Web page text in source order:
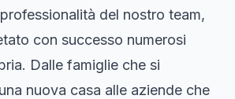
del nostro team,
con successo numerosi
Dalle famiglie che si
nuova casa alle aziende che